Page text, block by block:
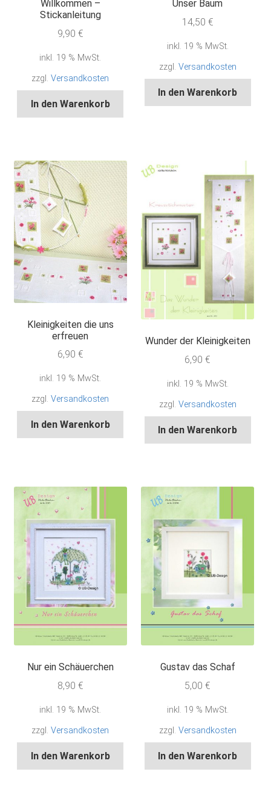
Willkommen –
Stickanleitung
9,90 €
inkl. 19 % MwSt.
zzgl.Versandkosten
In den Warenkorb
Unser Baum
14,50 €
inkl. 19 % MwSt.
zzgl. Versandkosten
In den Warenkorb
Kleinigkeiten die uns
erfreuen
6,90 €
inkl. 19 % MwSt.
zzgl.Versandkosten
In den Warenkorb
Wunder der Kleinigkeiten
6,90€
inkl. 19 % MwSt.
zzgl. Versandkosten
In den Warenkorb
Nur ein Schäuerchen
8,90 €
inkl. 19 % MwSt.
zzgl.Versandkosten
In den Warenkorb
Gustav das Schaf
5,00€
inkl. 19 % MwSt.
zzgl. Versandkosten
In den Warenkorb